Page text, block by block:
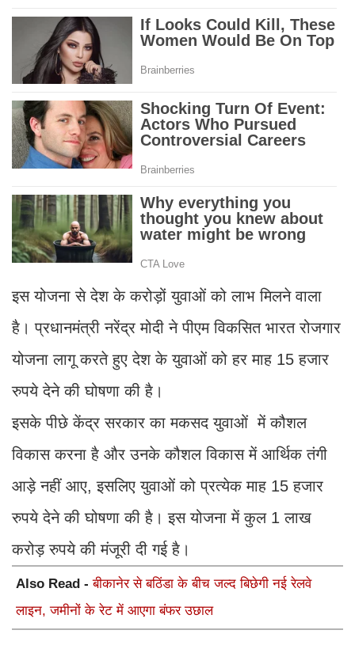
इस योजना से देश के करोड़ों युवाओं को लाभ मिलने वाला
है। प्रधानमंत्री नरेंद्र मोदी ने पीएम विकसित भारत रोजगार
योजना लागू करते हुए देश के युवाओं को हर माह 15 हजार
रुपये देने की घोषणा की है।
इसके पीछे केंद्र सरकार का मकसद युवाओं में कौशल
विकास करना है और उनके कौशल विकास में आर्थिक तंगी
आड़े नहीं आए, इसलिए युवाओं को प्रत्येक माह 15 हजार
रुपये देने की घोषणा की है। इस योजना में कुल 1 लाख
करोड़ रुपये की मंजूरी दी गई है।
Also Read -बीकानेर से बठिंडा के बीच जल्द बिछेगी नई रेलवे
लाइन, जमीनों के रेट में आएगा बंफर उछाल